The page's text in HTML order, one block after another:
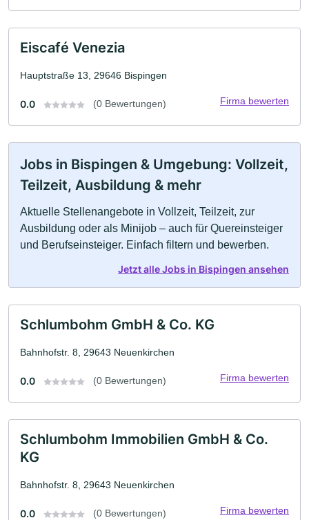
Eiscafé Venezia
Hauptstraße 13, 29646 Bispingen
0.0 (0 Bewertungen) Firma bewerten
Jobs in Bispingen & Umgebung: Vollzeit,
Teilzeit, Ausbildung & mehr
Aktuelle Stellenangebote in Vollzeit, Teilzeit, zur
Ausbildung oder als Minijob – auch für Quereinsteiger
und Berufseinsteiger. Einfach filtern und bewerben.
Jetzt alle Jobs in Bispingen ansehen
Schlumbohm GmbH & Co. KG
Bahnhofstr. 8, 29643 Neuenkirchen
0.0 (0 Bewertungen) Firma bewerten
Schlumbohm Immobilien GmbH & Co.
KG
Bahnhofstr. 8, 29643 Neuenkirchen
0.0 (0 Bewertungen) Firma bewerten